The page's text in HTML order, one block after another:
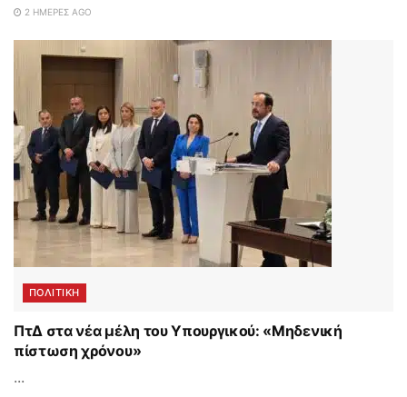
2 ΗΜΈΡΕΣ AGO
ΠΟΛΙΤΙΚΗ
ΠτΔ στα νέα μέλη του Υπουργικού: «Μηδενική
πίστωση χρόνου»
...